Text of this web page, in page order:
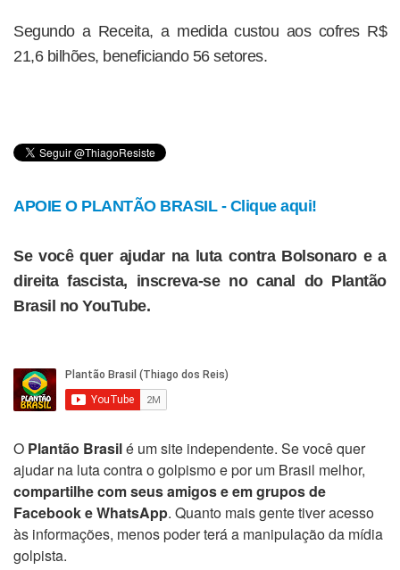
Segundo a Receita, a medida custou aos cofres R$
21,6 bilhões, beneficiando 56 setores.
APOIE O PLANTÃO BRASIL - Clique aqui!
Se você quer ajudar na luta contra Bolsonaro e a
direita fascista, inscreva-se no canal do Plantão
Brasil no YouTube.
O Plantão Brasilé um site independente. Se você quer
ajudar na luta contra o golpismo e por um Brasil melhor,
compartilhe com seus amigos e em grupos de
Facebook e WhatsApp. Quanto mais gente tiver acesso
às informações, menos poder terá a manipulação da mídia
golpista.